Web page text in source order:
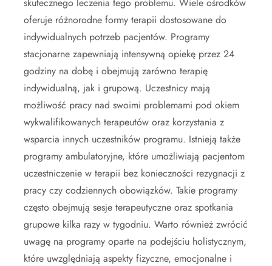
skutecznego leczenia tego problemu. Wiele ośrodków
oferuje różnorodne formy terapii dostosowane do
indywidualnych potrzeb pacjentów. Programy
stacjonarne zapewniają intensywną opiekę przez 24
godziny na dobę i obejmują zarówno terapię
indywidualną, jak i grupową. Uczestnicy mają
możliwość pracy nad swoimi problemami pod okiem
wykwalifikowanych terapeutów oraz korzystania z
wsparcia innych uczestników programu. Istnieją także
programy ambulatoryjne, które umożliwiają pacjentom
uczestniczenie w terapii bez konieczności rezygnacji z
pracy czy codziennych obowiązków. Takie programy
często obejmują sesje terapeutyczne oraz spotkania
grupowe kilka razy w tygodniu. Warto również zwrócić
uwagę na programy oparte na podejściu holistycznym,
które uwzględniają aspekty fizyczne, emocjonalne i